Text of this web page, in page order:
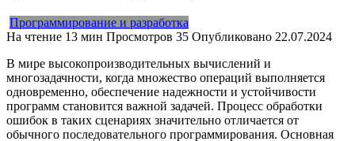
Программирование и разработка
На чтение 13 мин Просмотров 35 Опубликовано 22.07.2024
В мире высокопроизводительных вычислений и
многозадачности, когда множество операций выполняется
одновременно, обеспечение надежности и устойчивости
программ становится важной задачей. Процесс обработки
ошибок в таких сценариях значительно отличается от
обычного последовательного программирования. Основная